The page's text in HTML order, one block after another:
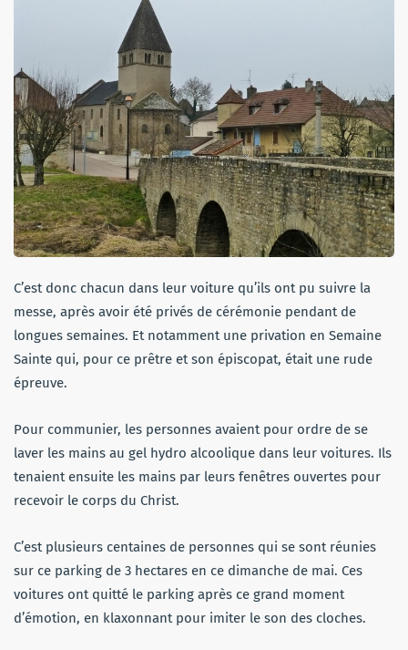
C’est donc chacun dans leur voiture qu’ils ont pu suivre la
messe, après avoir été privés de cérémonie pendant de
longues semaines. Et notamment une privation en Semaine
Sainte qui, pour ce prêtre et son épiscopat, était une rude
épreuve.
Pour communier, les personnes avaient pour ordre de se
laver les mains au gel hydro alcoolique dans leur voitures. Ils
tenaient ensuite les mains par leurs fenêtres ouvertes pour
recevoir le corps du Christ.
C’est plusieurs centaines de personnes qui se sont réunies
sur ce parking de 3 hectares en ce dimanche de mai. Ces
voitures ont quitté le parking après ce grand moment
d’émotion, en klaxonnant pour imiter le son des cloches.